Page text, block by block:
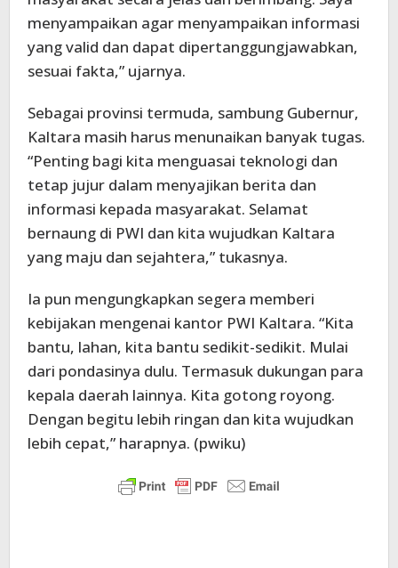
menyampaikan agar menyampaikan informasi
yang valid dan dapat dipertanggungjawabkan,
sesuai fakta,” ujarnya.
Sebagai provinsi termuda, sambung Gubernur,
Kaltara masih harus menunaikan banyak tugas.
“Penting bagi kita menguasai teknologi dan
tetap jujur dalam menyajikan berita dan
informasi kepada masyarakat. Selamat
bernaung di PWI dan kita wujudkan Kaltara
yang maju dan sejahtera,” tukasnya.
Ia pun mengungkapkan segera memberi
kebijakan mengenai kantor PWI Kaltara. “Kita
bantu, lahan, kita bantu sedikit-sedikit. Mulai
dari pondasinya dulu. Termasuk dukungan para
kepala daerah lainnya. Kita gotong royong.
Dengan begitu lebih ringan dan kita wujudkan
lebih cepat,” harapnya. (pwiku)